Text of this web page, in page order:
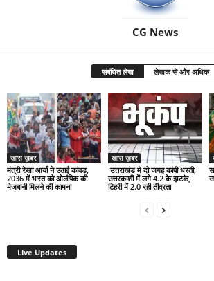
CG News
संबंधित लेख लेखक से और अधिक
खास ख़बर
मंत्री रेखा आर्या ने उठाई कांवड़,
2036 में भारत को ओलंपिक की
मेजबानी मिलने की कामना
खास ख़बर
उत्तराखंड में दो जगह कांपी धरती,
उत्तरकाशी में लगे 4.2 के झटके,
टिहरी में 2.0 रही तीव्रता
Live Updates